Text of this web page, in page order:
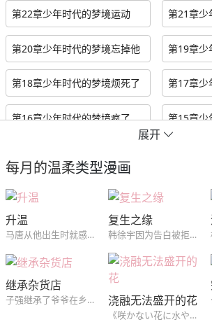
第22章少年时代的梦境运动 第21章少
第20章少年时代的梦境忘掉他 第19章少
第18章少年时代的梦境烦死了 第17章少
第16章少年时代的梦境疯了 第15章少
第11章
第10章漂亮宝贝的三合会彼得潘 第9章漂
第8章漂亮宝贝的三合会怒吼 第7章漂
第6章漂亮宝贝的三合会扔垃圾 第5章商
展开
每月的温柔类型漫画
升温
马唐从他出生时就感受不到温暖。但是当我遇到李温的那一刻，我从未感受到的温暖渗透。似乎身体和心灵都被温暖的温暖所支配。
复生之缘
韩徐宇因为告白被拒绝而十分沮丧，就在他郁郁寡欢时意外地坠楼身亡。随后变成了鬼的韩徐宇，原以为能够顺利转世投胎，却又因为喝醉了酒的阴间使者的失误，成为了活着鬼...
继承杂货店
子强继承了爷爷在乡下经营的小杂货店，上工第一天，他就被带去某个房间，还被赋予执行某个诡异的任务，而房间里的墙上也有个莫名其妙的“洞”。就在这时，隔壁房间走进来了一个女人... 浇融无法盛开的花
《咲かない花に水やり》